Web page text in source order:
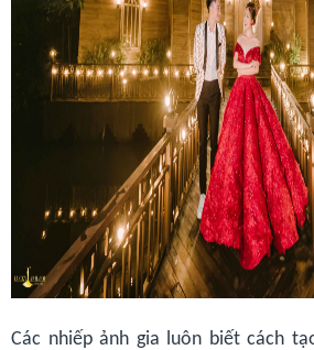
Các nhiếp ảnh gia luôn biết cách